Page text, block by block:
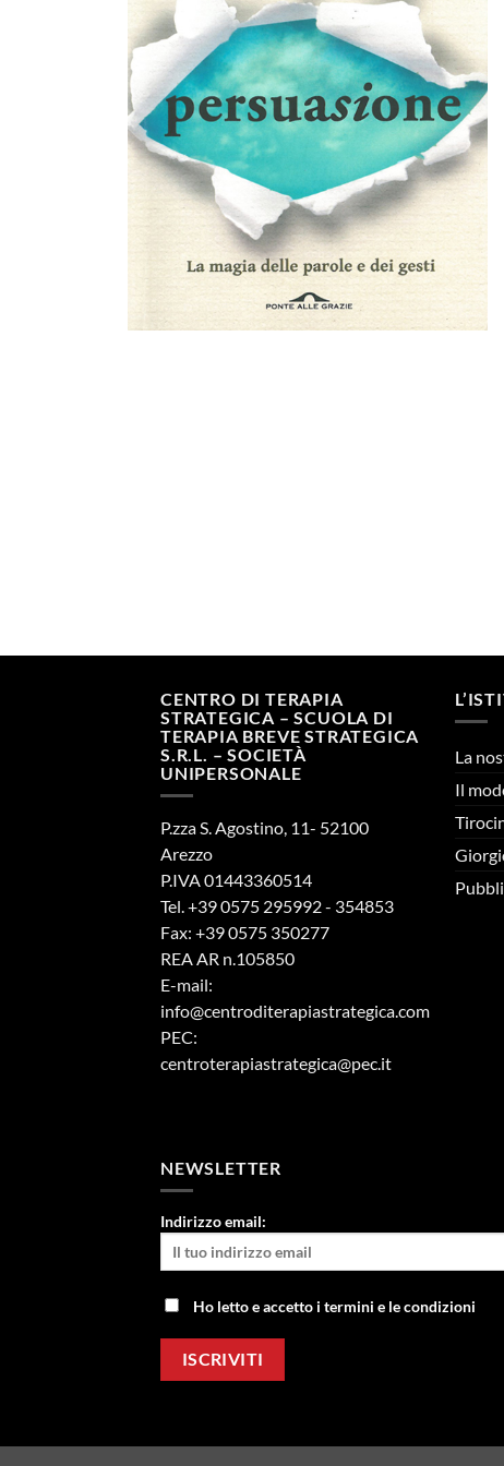
CENTRO DI TERAPIA
STRATEGICA – SCUOLA DI
TERAPIA BREVE STRATEGICA
S.R.L. – SOCIETÀ
UNIPERSONALE
P.zza S. Agostino, 11- 52100
Arezzo
P.IVA 01443360514
Tel. +39 0575 295992 - 354853
Fax: +39 0575 350277
REA AR n.105850
E-mail:
info@centroditerapiastrategica.com
PEC:
centroterapiastrategica@pec.it
La
Il
NEWSLETTER
Indirizzo email:
Ho letto e accetto i termini e le condizioni